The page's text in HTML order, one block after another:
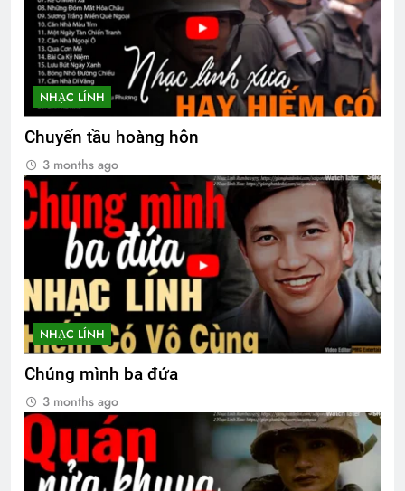
The Silent Night
3 Years Ago
Tướng Nguyễn Vĩnh Nghi K5 Flipbook
Website Đại Hội VBTC 2026
1 Year Ago
Hồi Ký: Những Uất Hận 1975
3 Years Ago
3 Years Ago
NHẠC LÍNH
Chuyến tầu hoàng hôn
3 months ago
NHẠC LÍNH
Chúng mình ba đứa
3 months ago